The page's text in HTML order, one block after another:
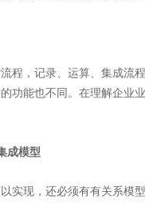
，记录、运算、集成流
功能也不同。在理解企业
成模型
现，还必须有有关系模